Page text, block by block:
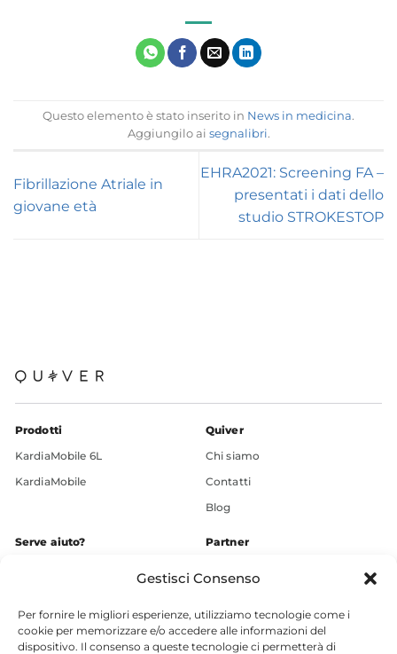
Gestisci Consenso
Per fornire le migliori esperienze, utilizziamo tecnologie come i
cookie per memorizzare e/o accedere alle informazioni del
dispositivo. Il consenso a queste tecnologie ci permetterà di
Questo elemento è stato inserito in News in medicina.
Aggiungilo ai segnalibri.
Fibrillazione Atriale in
giovane età
EHRA2021: Screening FA –
presentati i dati dello
studio STROKESTOP
Prodotti
KardiaMobile 6L
KardiaMobile
Quiver
Chi siamo
Contatti
Blog
Serve aiuto?
Supporto
Download
Partner